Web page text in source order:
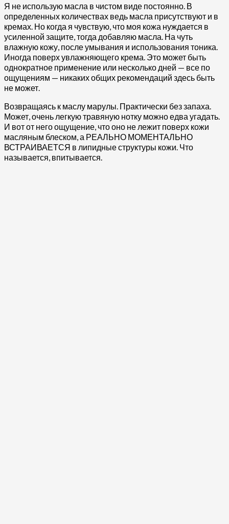
Я не использую масла в чистом виде постоянно. В
определенных количествах ведь масла присутствуют и в
кремах. Но когда я чувствую, что моя кожа нуждается в
усиленной защите, тогда добавляю масла. На чуть
влажную кожу, после умывания и использования тоника.
Иногда поверх увлажняющего крема. Это может быть
однократное применение или несколько дней — все по
ощущениям — никаких общих рекомендаций здесь быть
не может.
Возвращаясь к маслу марулы. Практически без запаха.
Может, очень легкую травяную нотку можно едва угадать.
И вот от него ощущение, что оно не лежит поверх кожи
масляным блеском, а РЕАЛЬНО МОМЕНТАЛЬНО
ВСТРАИВАЕТСЯ в липидные структуры кожи. Что
называется, впитывается.